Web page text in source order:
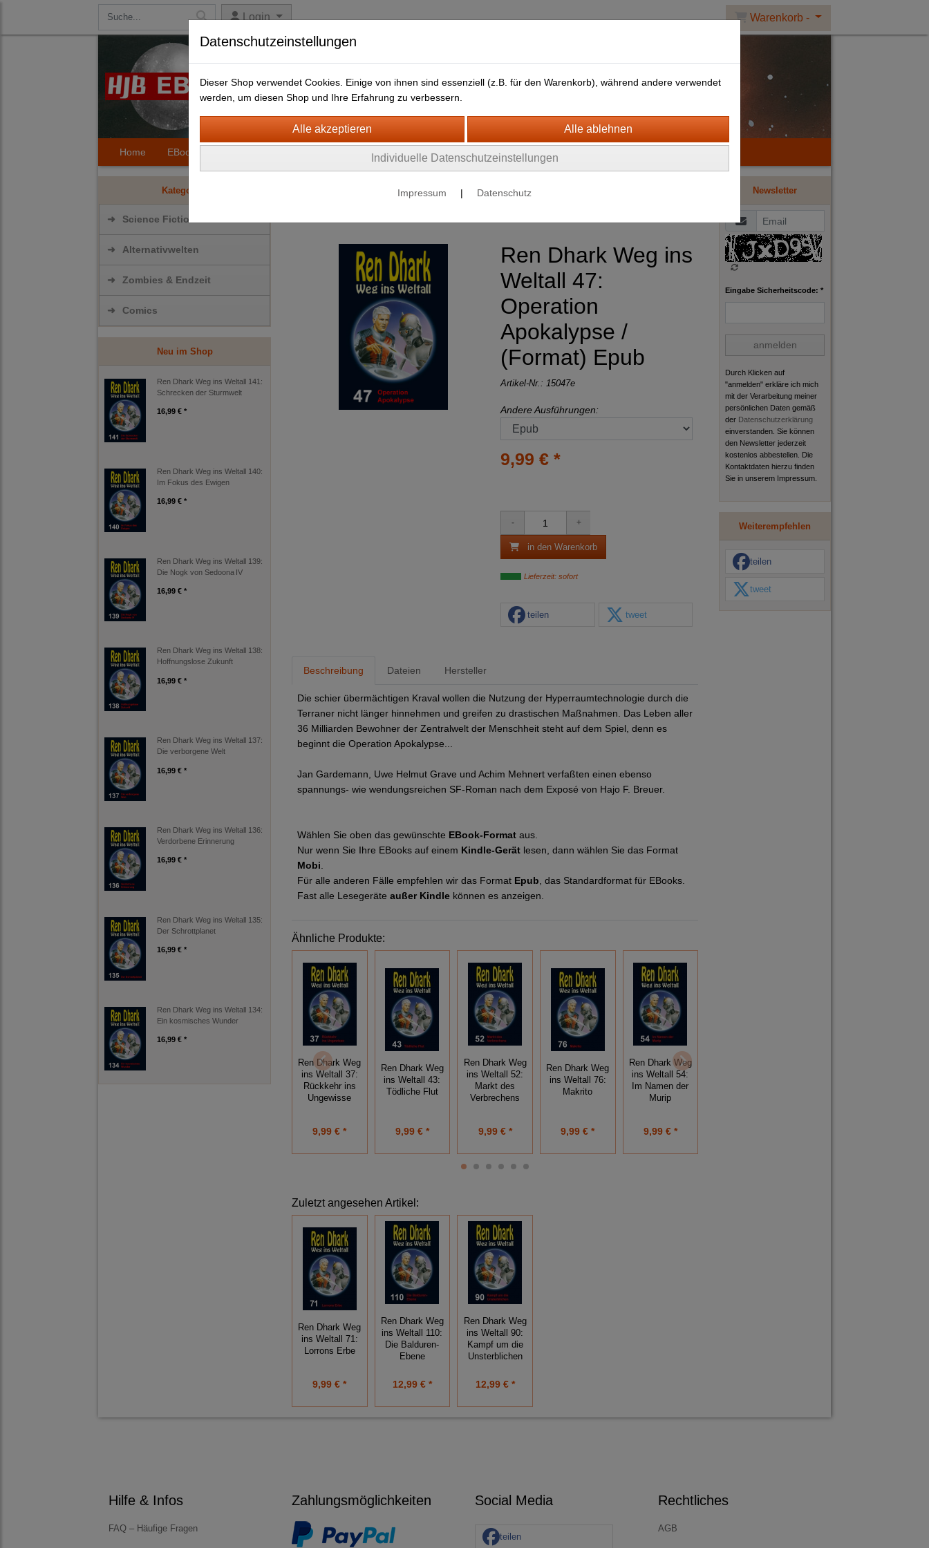
Login Warenkorb -
Home EBooks HJB Bücher Newsletter
Kategorien
➜ Science Fiction
➜ Alternativwelten
➜ Zombies & Endzeit
➜ Comics
Neu im Shop
Ren Dhark Weg ins Weltall 141:
Schrecken der Sturmwelt
16,99 € *
Ren Dhark Weg ins Weltall 140:
Im Fokus des Ewigen
16,99 € *
Ren Dhark Weg ins Weltall 139:
Die Nogk von Sedoona IV
16,99 € *
Ren Dhark Weg ins Weltall 138:
Hoffnungslose Zukunft
16,99 € *
Ren Dhark Weg ins Weltall 137:
Die verborgene Welt
16,99 € *
Ren Dhark Weg ins Weltall 136:
Verdorbene Erinnerung
16,99 € *
Ren Dhark Weg ins Weltall 135:
Der Schrottplanet
16,99 € *
Ren Dhark Weg ins Weltall 134:
Ein kosmisches Wunder
16,99 € *
Ren Dhark : Weg ins Weltall
Ren Dhark Weg ins
Weltall 47:
Operation
Apokalypse /
(Format) Epub
Artikel-Nr.:15047e
Andere Ausführungen:
9,99 € *
in den Warenkorb
Lieferzeit: sofort
teilen tweet
Beschreibung Dateien Hersteller
Die schier übermächtigen Kraval wollen die Nutzung der Hyperraumtechnologie durch die
Terraner nicht länger hinnehmen und greifen zu drastischen Maßnahmen. Das Leben aller
36 Milliarden Bewohner der Zentralwelt der Menschheit steht auf dem Spiel, denn es
beginnt die Operation Apokalypse...
Jan Gardemann, Uwe Helmut Grave und Achim Mehnert verfaßten einen ebenso
spannungs- wie wendungsreichen SF-Roman nach dem Exposé von Hajo F. Breuer.
Wählen Sie oben das gewünschte EBook-Format aus.
Nur wenn Sie Ihre EBooks auf einem Kindle-Gerät lesen, dann wählen Sie das Format
Mobi
Für alle anderen Fälle empfehlen wir das Format Epub , das Standardformat für EBooks.
Fast alle Lesegeräte außer Kindle können es anzeigen.
Ähnliche Produkte:
Ren Dhark Weg
ins Weltall 37:
Rückkehr ins
Ungewisse
9,99 € *
Ren Dhark Weg
ins Weltall 43:
Tödliche Flut
9,99 € *
Ren Dhark Weg
ins Weltall 52:
Markt des
Verbrechens
9,99 € *
Ren Dhark Weg
ins Weltall 76:
Makrito
9,99 € *
Ren Dhark Weg
ins Weltall 54:
Im Namen der
Murip
9,99 € *
Zuletzt angesehen Artikel:
Ren Dhark Weg
ins Weltall 71:
Lorrons Erbe
9,99 € *
Ren Dhark Weg
ins Weltall 110:
Die Balduren-
Ebene
12,99 € *
Ren Dhark Weg
ins Weltall 90:
Kampf um die
Unsterblichen
12,99 € *
Newsletter
Eingabe Sicherheitscode: *
anmelden
Durch Klicken auf
"anmelden" erkläre ich mich
mit der Verarbeitung meiner
persönlichen Daten gemäß
der Datenschutzerklärung
einverstanden. Sie können
den Newsletter jederzeit
kostenlos abbestellen. Die
Kontaktdaten hierzu finden
Sie in unserem Impressum.
Weiterempfehlen
teilen
tweet
Hilfe & Infos
FAQ – Häufige Fragen
Zahlungsmöglichkeiten Social Media
teilen
Rechtliches
AGB
Datenschutzeinstellungen
Dieser Shop verwendet Cookies. Einige von ihnen sind essenziell (z.B. für den Warenkorb), während andere verwendet
werden, um diesen Shop und Ihre Erfahrung zu verbessern.
Individuelle Datenschutzeinstellungen
Impressum | Datenschutz